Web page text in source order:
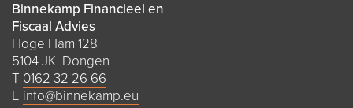
Binnekamp Financieel en
Fiscaal Advies
Hoge Ham 128
5104 JK Dongen
T 0162 32 26 66
E info@binnekamp.eu